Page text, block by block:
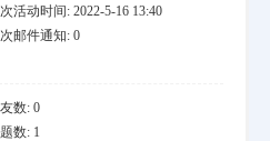
活动时间: 2022-5-16 13:40
邮件通知: 0
数: 0
数: 1